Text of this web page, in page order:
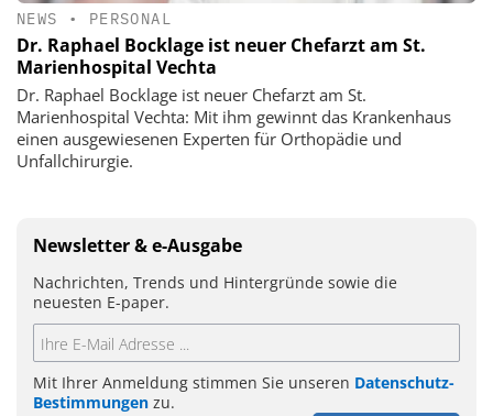
NEWS • PERSONAL
Dr. Raphael Bocklage ist neuer Chefarzt am St.
Marienhospital Vechta
Dr. Raphael Bocklage ist neuer Chefarzt am St.
Marienhospital Vechta: Mit ihm gewinnt das Krankenhaus
einen ausgewiesenen Experten für Orthopädie und
Unfallchirurgie.
Newsletter & e-Ausgabe
Nachrichten, Trends und Hintergründe sowie die
neuesten E-paper.
Mit Ihrer Anmeldung stimmen Sie unseren Datenschutz-
Bestimmungen zu.